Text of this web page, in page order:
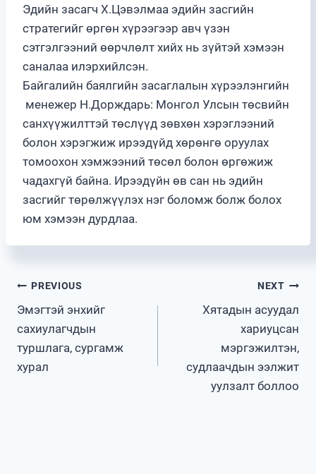
Эдийн засагч Х.Цэвэлмаа эдийн засгийн
стратегийг өргөн хүрээгээр авч үзэн
сэтгэлгээний өөрчлөлт хийх нь зүйтэй хэмээн
саналаа илэрхийлсэн.
Байгалийн баялгийн засаглалын хүрээлэнгийн
менежер Н.Дорждарь: Монгол Улсын төсвийн
санхүүжилттэй төслүүд зөвхөн хэрэглээний
болон хэрэгжиж ирээдүйд хөрөнгө оруулах
томоохон хэмжээний төсөл болон өргөжиж
чадахгүй байна. Ирээдүйн өв сан нь эдийн
засгийг төрөлжүүлэх нэг боломж болж болох
юм хэмээн дурдлаа.
Post
navigation
PREVIOUS
Эмэгтэй энхийг
сахиулагчдын
туршлага, сургамж
хурал
NEXT
Хятадын асуудал
хариуцсан
мэргэжилтэн,
судлаачдын ээлжит
уулзалт боллоо